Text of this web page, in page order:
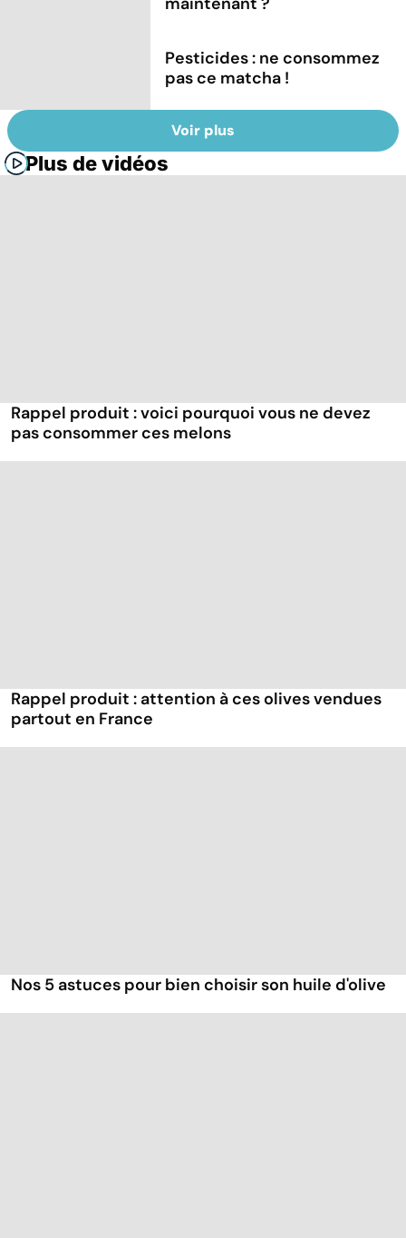
Pesticides : ne consommez
pas ce matcha !
Voir plus
Plus de vidéos
Rappel produit : voici pourquoi vous ne devez
pas consommer ces melons
Rappel produit : attention à ces olives vendues
partout en France
Nos 5 astuces pour bien choisir son huile d'olive